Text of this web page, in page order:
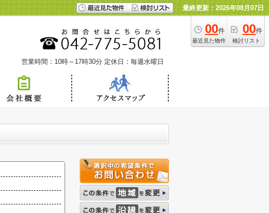
最終更新：2026年08月07日
00件
最近見た物件
00件
検討リスト
営業時間：10時～17時30分 定休日：毎週水曜日